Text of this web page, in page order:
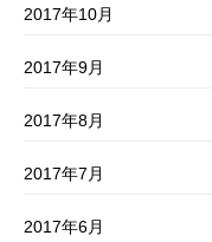
2017年10月
2017年9月
2017年8月
2017年7月
2017年6月